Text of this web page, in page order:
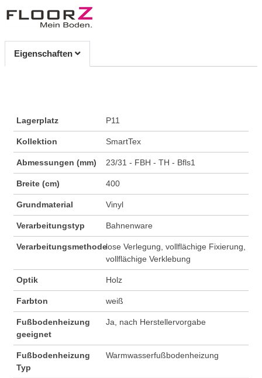
Eigenschaften
Lagerplatz P11
Kollektion SmartTex
Abmessungen (mm) 23/31 - FBH - TH - Bfls1
Breite (cm) 400
Grundmaterial Vinyl
Verarbeitungstyp Bahnenware
Verarbeitungsmethodelose Verlegung, vollflächige Fixierung,
vollflächige Verklebung
Optik Holz
Farbton weiß
Fußbodenheizung
geeignet
Ja, nach Herstellervorgabe
Fußbodenheizung
Typ
Warmwasserfußbodenheizung